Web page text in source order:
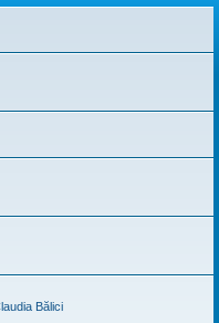
Bălici